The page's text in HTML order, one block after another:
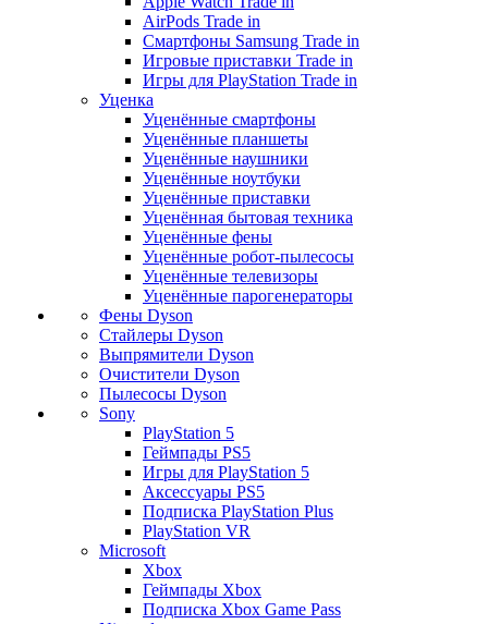
AirPods Trade in
Смартфоны Samsung Trade in
Игровые приставки Trade in
Игры для PlayStation Trade in
Уценка
Уценённые смартфоны
Уценённые планшеты
Уценённые наушники
Уценённые ноутбуки
Уценённые приставки
Уценённая бытовая техника
Уценённые фены
Уценённые робот-пылесосы
Уценённые телевизоры
Уценённые парогенераторы
Фены Dyson
Стайлеры Dyson
Выпрямители Dyson
Очистители Dyson
Пылесосы Dyson
Sony
PlayStation 5
Геймпады PS5
Игры для PlayStation 5
Аксессуары PS5
Подписка PlayStation Plus
PlayStation VR
Microsoft
Xbox
Геймпады Xbox
Подписка Xbox Game Pass